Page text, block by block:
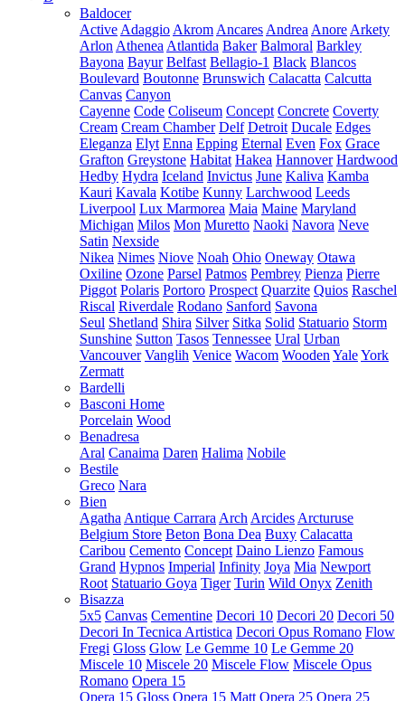
Baldocer
Active Adaggio Akrom Ancares Andrea Anore Arkety
Arlon Athenea Atlantida Baker Balmoral Barkley
Bayona Bayur Belfast Bellagio-1 Black Blancos
Boulevard Boutonne Brunswich Calacatta Calcutta
Canvas Canyon
Cayenne Code Coliseum Concept Concrete Coverty
Cream Cream Chamber Delf Detroit Ducale Edges
Eleganza Elyt Enna Epping Eternal Even Fox Grace
Grafton Greystone Habitat Hakea Hannover Hardwood
Hedby Hydra Iceland Invictus June Kaliva Kamba
Kauri Kavala Kotibe Kunny Larchwood Leeds
Liverpool Lux Marmorea Maia Maine Maryland
Michigan Milos Mon Muretto Naoki Navora Neve
Satin Nexside
Nikea Nimes Niove Noah Ohio Oneway Otawa
Oxiline Ozone Parsel Patmos Pembrey Pienza Pierre
Piggot Polaris Portoro Prospect Quarzite Quios Raschel
Riscal Riverdale Rodano Sanford Savona
Seul Shetland Shira Silver Sitka Solid Statuario Storm
Sunshine Sutton Tasos Tennessee Ural Urban
Vancouver Vanglih Venice Wacom Wooden YaleYork
Zermatt
Bardelli
Basconi Home
Porcelain Wood
Benadresa
Aral Canaima Daren Halima Nobile
Bestile
Greco Nara
Bien
Agatha Antique Carrara Arch Arcides Arcturuse
Belgium Store Beton Bona Dea Buxy Calacatta
Caribou Cemento Concept Daino Lienzo Famous
Grand Hypnos Imperial Infinity Joya Mia Newport
Root Statuario Goya Tiger Turin Wild Onyx Zenith
Bisazza
5x5 Canvas Cementine Decori 10 Decori 20 Decori 50
Decori In Tecnica Artistica Decori Opus Romano Flow
Fregi Gloss Glow Le Gemme 10 Le Gemme 20
Miscele 10 Miscele 20 Miscele Flow Miscele Opus
Romano Opera 15
Opera 15 Gloss Opera 15 Matt Opera 25 Opera 25